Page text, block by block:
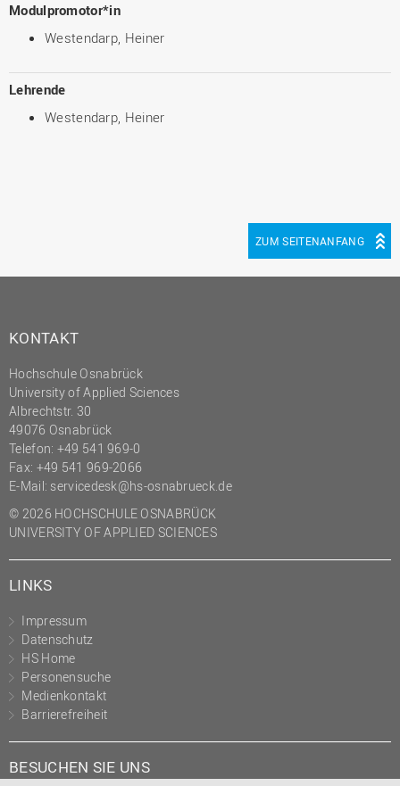
Modulpromotor*in
Westendarp, Heiner
Lehrende
Westendarp, Heiner
ZUM SEITENANFANG
KONTAKT
Hochschule Osnabrück
University of Applied Sciences
Albrechtstr. 30
49076 Osnabrück
Telefon: +49 541 969-0
Fax: +49 541 969-2066
E-Mail: servicedesk@hs-osnabrueck.de
© 2026 HOCHSCHULE OSNABRÜCK
UNIVERSITY OF APPLIED SCIENCES
LINKS
Impressum
Datenschutz
HS Home
Personensuche
Medienkontakt
Barrierefreiheit
BESUCHEN SIE UNS